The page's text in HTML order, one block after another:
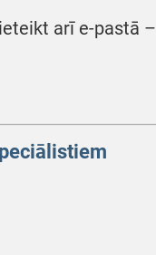
arī e-pastā –